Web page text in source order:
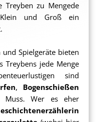
zu Mengede
und Groß ein
Spielgeräte bieten
Treybens jede Menge
sind
, Bogenschießen
Muss. Wer es eher